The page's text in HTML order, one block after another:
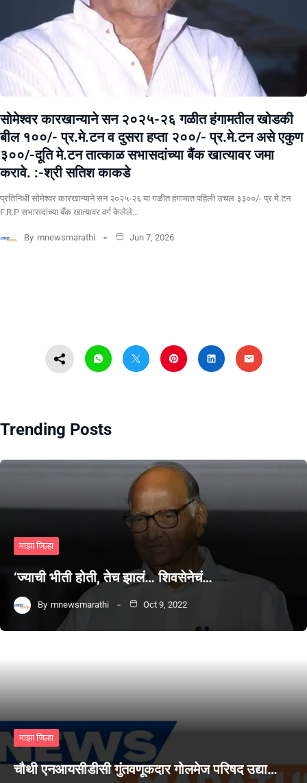
सोमेश्वर कारखान्याने सन २०२५-२६ गळीत हंगामतील खोडकी
बील १००/- प्र.मे.टन व दुसरा हप्ता २००/- प्र.मे.टन असे एकुण
३००/-दूति मे.टन तात्काळ सभासदांच्या बैंक खात्यावर जमा
करावे. :-श्री सतिश काकडे
प्रतिनिधी सोमेश्वर कारखान्याने सन २०२५-२६ या गळीत हंगामात पहिली उचल ३३००/- प्र.मे.टन
F.R.P सभासदांच्या बँक खात्यावर वर्ग केलेले…
By mnewsmarathi Jun 7, 2026
Trending Posts
माझा जिल्हा
‘ज्याची भीती होती, तेच झालं… शिवसेनेचं…
By mnewsmarathi Oct 9, 2022
माझा जिल्हा
चौथी एनआयसीडीसी गुंतवणूकदार गोलमेज परिषद उद्या…